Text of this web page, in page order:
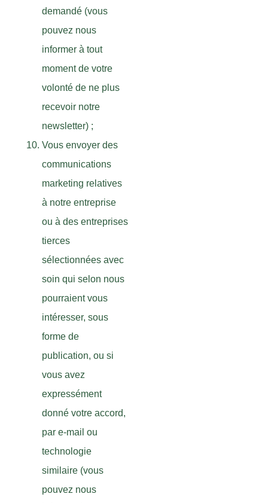
demandé (vous
pouvez nous
informer à tout
moment de votre
volonté de ne plus
recevoir notre
newsletter) ;
Vous envoyer des
communications
marketing relatives
à notre entreprise
ou à des entreprises
tierces
sélectionnées avec
soin qui selon nous
pourraient vous
intéresser, sous
forme de
publication, ou si
vous avez
expressément
donné votre accord,
par e-mail ou
technologie
similaire (vous
pouvez nous